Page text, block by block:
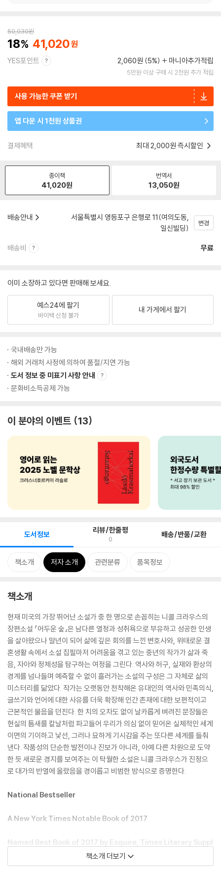
50,030원
18 41,020
YES포인트 2,060원 (5%) 마니아추가적립
5만원 이상 구매 시 2천원 추가 적립
사용 가능한 쿠폰 받기
앱 다운 시 1천원 상품권
결제혜택 최대 2,000원 즉시할인
종이책
41,020원
번역서
13,050원
배송안내
서울특별시 영등포구 은행로 11(여의도동,
일신빌딩)
변경
배송비 무료
이미 소장하고 있다면 판매해 보세요.
예스24에 팔기
바이백 신청 불가
내 가게에서 팔기
국내배송만 가능
해외 거래처 사정에 의하여 품절/지연 가능
도서 정보 중 미표기 사항 안내
문화비소득공제 가능
이 분야의 이벤트 13
도서정보 리뷰/한줄평
0 배송/반품/교환
책소개 저자 소개 관련분류 품목정보
책소개
현재 미국의 가장 뛰어난 소설가 중 한 명으로 손꼽히는 니콜 크라우스의
장편소설 『어두운 숲』은 남다른 열정과 성취욕으로 부유하고 성공한 인생
을 살아왔으나 말년이 되어 삶에 깊은 회의를 느낀 변호사와, 위태로운 결
혼생활 속에서 소설 집필마저 어려움을 겪고 있는 중년의 작가가 삶과 죽
음, 자아와 정체성을 탐구하는 여정을 그린다. 역사와 허구, 실재와 환상의
경계를 넘나들며 예측할 수 없이 흘러가는 소설의 구성은 그 자체로 삶의
미스터리를 닮았다. 작가는 오랫동안 천착해온 유대인의 역사와 민족의식,
글쓰기와 언어에 대한 사유를 더욱 확장해 인간 존재에 대한 보편적이고
근본적인 물음을 던진다. 한 치의 오차도 없이 날카롭게 벼려진 문장들은
현실의 틈새를 칼날처럼 파고들어 우리가 의심 없이 믿어온 실체적인 세계
이면의 기이하고 낯선, 그러나 묘하게 기시감을 주는 또다른 세계를 들춰
낸다. 작품성의 단순한 발전이나 진보가 아니라, 아예 다른 차원으로 도약
한 듯 새로운 경지를 보여주는 이 탁월한 소설은 니콜 크라우스가 진정으
로 대가의 반열에 올랐음을 경이롭고 비범한 방식으로 증명한다.
National Bestseller
A New York Times Notable Book of 2017
Named Best Book of 2017 by Esquire, Times Literary Suppl
ement, Elle Magazine, LitHub, Publishers Weekly, Financia
l Times, Guardian, Refinery29, Popsugar, and Globe and M
책소개 더보기